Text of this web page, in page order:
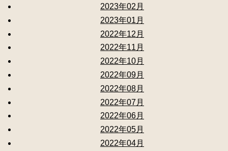
2023年02月
2023年01月
2022年12月
2022年11月
2022年10月
2022年09月
2022年08月
2022年07月
2022年06月
2022年05月
2022年04月